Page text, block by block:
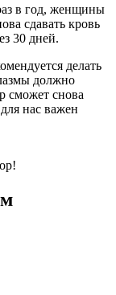
в год, женщины
сдавать кровь
30 дней.
делать
должно
сможет снова
нас важен